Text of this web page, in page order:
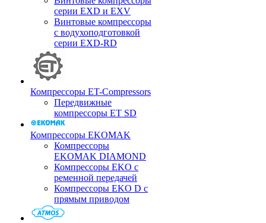
серии EXD и EXV
Винтовые компрессоры
с водухоподготовкой
серии EXD-RD
Компрессоры ET-Compressors
Передвижные
компрессоры ET SD
Компрессоры EKOMAK
Компрессоры
EKOMAK DIAMOND
Компрессоры EKO c
ременной передачей
Компрессоры EKO D с
прямым приводом